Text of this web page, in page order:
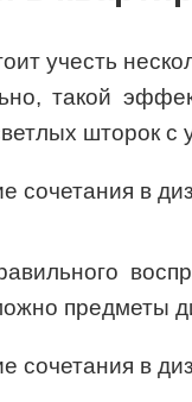
учесть
такой
шторок с
предметы